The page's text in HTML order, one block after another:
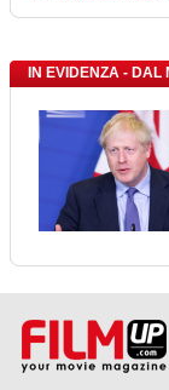
IN EVIDENZA -